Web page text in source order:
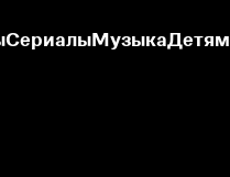
СериалыМузыкаДетям